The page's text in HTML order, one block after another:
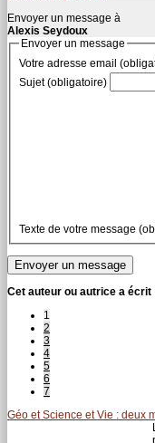
Envoyer un message à
Alexis Seydoux
Envoyer un message
Votre adresse email
Sujet (obligatoire)
Texte de votre message
Cet auteur ou autrice a écrit
1
2
3
4
5
6
7
Géo et Science et Vie : deux